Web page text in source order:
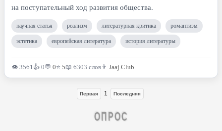
на поступательный ход развития общества.
научная статья реализм литературная критика романтизм
эстетика европейская литература история литературы
👁 3561👍 0💬 0⭐ 5📖 6303 слов 👨 Jaaj.Club
Первая 1 Последняя
ОПРОС